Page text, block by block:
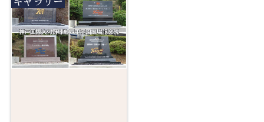
ギャラリー